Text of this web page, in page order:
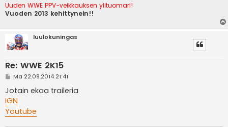
Uuden WWE PPV-veikkauksen ylituomari!
Vuoden 2013 kehittynein!!
luulokuningas
Re: WWE 2K15
V
e
s
t
i
Ma 22.09.2014 21:41
Jotain ekaa traileria
IGN
Youtube